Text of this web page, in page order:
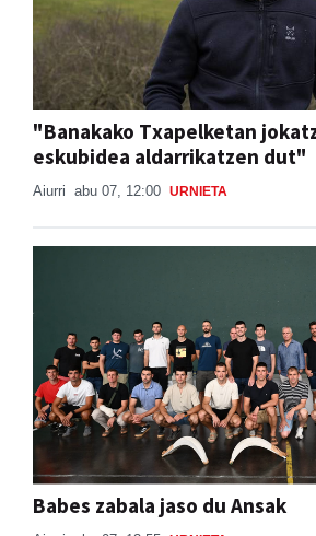
"Banakako Txapelketan
eskubidea aldarrikatzen dut"
Aiurri abu 07, 12:00 URNIETA
Babes zabala jaso du Ansak